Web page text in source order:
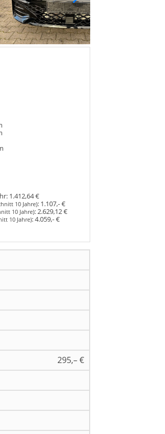
1.412,64 €
10 Jahre): 1.107,- €
10 Jahre):2.629,12 €
10 Jahre):4.059,- €
295,– €